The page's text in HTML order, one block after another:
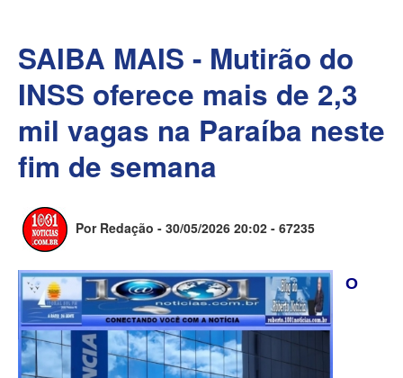
SAIBA MAIS - Mutirão do
INSS oferece mais de 2,3
mil vagas na Paraíba neste
fim de semana
Por Redação - 30/05/2026 20:02 - 67235
O